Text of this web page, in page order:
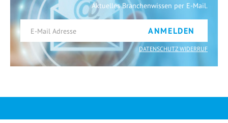
Aktuelles Branchenwissen per E-Mail.
ANMELDEN
DATENSCHUTZ WIDERRUF